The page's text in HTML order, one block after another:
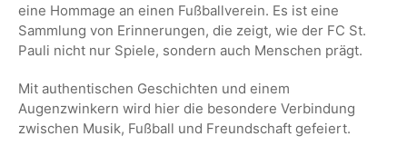
eine Hommage an einen Fußballverein. Es ist eine
Sammlung von Erinnerungen, die zeigt, wie der FC St.
Pauli nicht nur Spiele, sondern auch Menschen prägt.
Mit authentischen Geschichten und einem
Augenzwinkern wird hier die besondere Verbindung
zwischen Musik, Fußball und Freundschaft gefeiert.